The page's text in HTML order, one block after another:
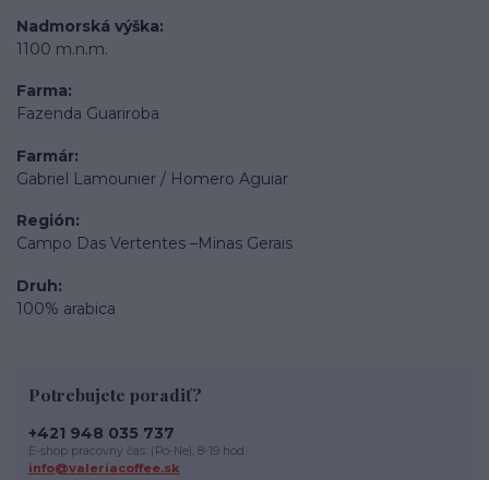
Nadmorská výška
1100 m.n.m.
Farma
Fazenda Guariroba
Farmár
Gabriel Lamounier / Homero Aguiar
Región
Campo Das Vertentes –Minas Gerais
Druh
100% arabica
Potrebujete poradiť?
+421 948 035 737
E-shop pracovný čas: (Po-Ne), 8-19 hod.
info@valeriacoffee.sk